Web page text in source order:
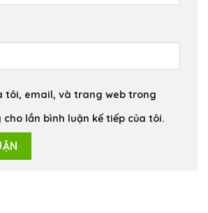
tôi, email, và trang web trong
lần bình luận kế tiếp của tôi.